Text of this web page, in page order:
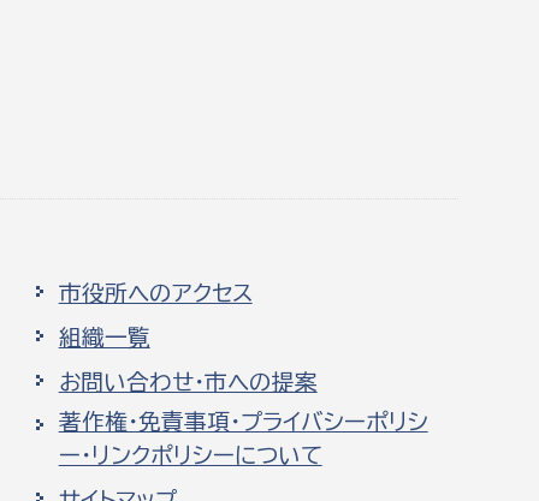
市役所へのアクセス
組織一覧
お問い合わせ・市への提案
著作権・免責事項・プライバシーポリシ
ー・リンクポリシーについて